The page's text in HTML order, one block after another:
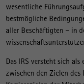
e
i
t
e
n
wesentliche
bestmögliche
aller Beschäftigten – in
Das IRS versteht sich
zwischen den Zielen